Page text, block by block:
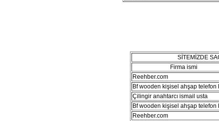
SİTEMİZDE
Firma ismi
Reehber.com
Bf wooden kişisel ahşap telefon
Çilingir anahtarcı ismail usta
Bf wooden kişisel ahşap telefon
Reehber.com